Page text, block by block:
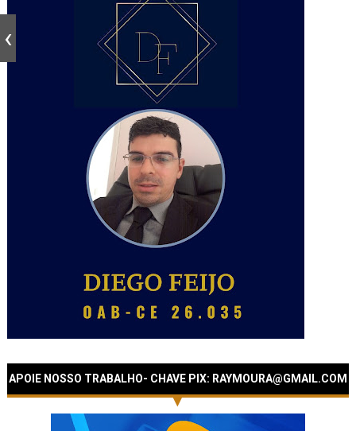
APOIE NOSSO TRABALHO- CHAVE PIX: RAYMOURA@GMAIL.COM